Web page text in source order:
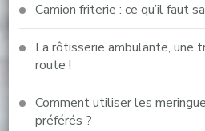
Camion friterie : ce qu’il faut
La rôtisserie ambulante, une
route !
Comment utiliser les
préférés ?